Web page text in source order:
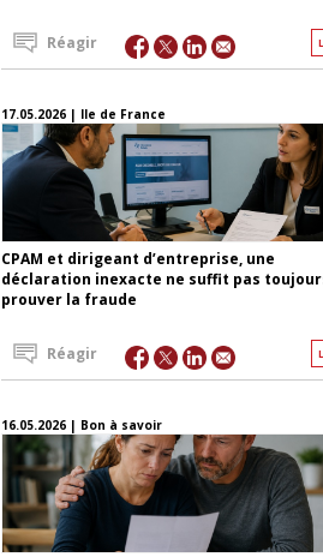
Réagir
17.05.2026 | Ile de France
CPAM et dirigeant d’entreprise, une
déclaration inexacte ne suffit pas
prouver la fraude
Réagir
16.05.2026 | Bon à savoir